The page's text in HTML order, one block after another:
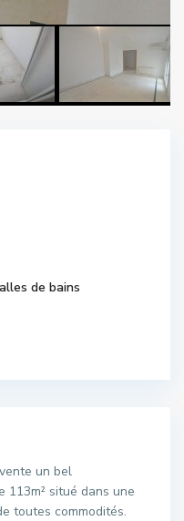
de bains
un bel
113m² situé dans une
toutes commodités.